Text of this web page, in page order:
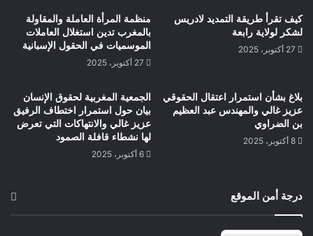
كيف تقرأ طريقة التمديد لادريس
لشكر لولاية رابعة
27 أكتوبر، 2025
منظمة المرأة العاملة والمقاولة
بالمغرب تدين استغلال العاملات
الموسميات في الحقول الإسبانية
27 أكتوبر، 2025
بلاغ بشأن استمرار اعتقال الحقوقي
عزيز غالي والمهندس عبد العظيم
بن الضراوي
8 أكتوبر، 2025
الجمعية المغربية لحقوق الإنسان
بيان حول استمرار اختطاف الرفيق
عزيز غالي والانتهاكات التي تعرض
لها نشطاء قافلة الصمود
6 أكتوبر، 2025
درجة أمن الموقع